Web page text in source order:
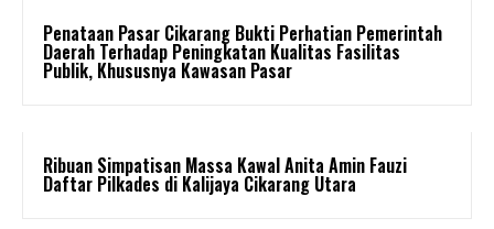
Penataan Pasar Cikarang Bukti Perhatian Pemerintah
Daerah Terhadap Peningkatan Kualitas Fasilitas
Publik, Khususnya Kawasan Pasar
Ribuan Simpatisan Massa Kawal Anita Amin Fauzi
Daftar Pilkades di Kalijaya Cikarang Utara